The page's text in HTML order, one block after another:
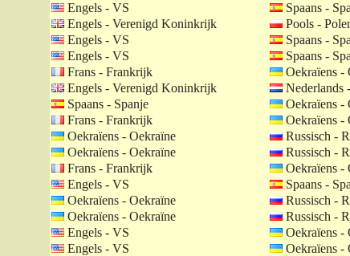
Engels - VS
Spaans -
Engels - Verenigd Koninkrijk
Pools -
Engels - VS
Spaans -
Engels - VS
Spaans -
Frans - Frankrijk
Oekraïens -
Engels - Verenigd Koninkrijk
Nederlands
Spaans - Spanje
Oekraïens -
Frans - Frankrijk
Oekraïens -
Oekraïens - Oekraïne
Russisch -
Oekraïens - Oekraïne
Russisch -
Frans - Frankrijk
Oekraïens -
Engels - VS
Spaans -
Oekraïens - Oekraïne
Russisch -
Oekraïens - Oekraïne
Russisch -
Engels - VS
Oekraïens -
Engels - VS
Oekraïens -